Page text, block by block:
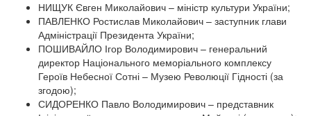
НИЩУК Євген Миколайович – міністр культури України;
ПАВЛЕНКО Ростислав Миколайович – заступник глави
Адміністрації Президента України;
ПОШИВАЙЛО Ігор Володимирович – генеральний
директор Національного меморіального комплексу
Героїв Небесної Сотні – Музею Революції Гідності (за
згодою);
СИДОРЕНКО Павло Володимирович – представник